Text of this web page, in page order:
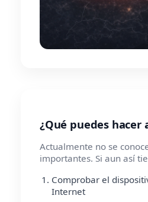
¿Qué puedes hacer
Actualmente no se
importantes. Si aun así
Comprobar el
Internet